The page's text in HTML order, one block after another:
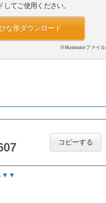
てご使用ください。
な形ダウンロード
※Illustratorファイル
コピーする
▼▼